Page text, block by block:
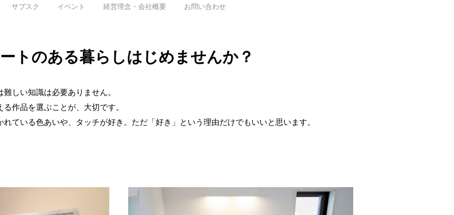
サブスク
イベント 経営理念・会社概要 お問い合わせ
トのある暮らしはじめませんか？
しい知識は必要ありません。
作品を選ぶことが、大切です。
ている色あいや、タッチが好き。ただ「好き」という理由だけでもいいと思います。